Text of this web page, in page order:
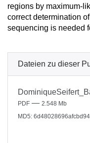
regions by maximum-
correct determination
sequencing is needed
Dateien zu dieser
PDF — 2.548 Mb
MD5: